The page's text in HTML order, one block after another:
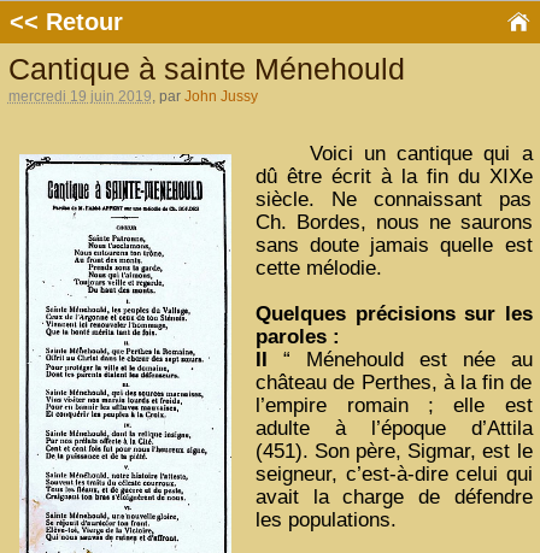
<< Retour
Cantique à sainte Ménehould
mercredi 19 juin 2019 , par John Jussy
Voici un cantique qui a
dû être écrit à la fin du XIXe
siècle. Ne connaissant pas
Ch. Bordes, nous ne saurons
sans doute jamais quelle est
cette mélodie.
Quelques précisions sur les
paroles :
“ Ménehould est née au
château de Perthes, à la fin de
l’empire romain ; elle est
adulte à l’époque d’Attila
(451). Son père, Sigmar, est le
seigneur, c’est-à-dire celui qui
avait la charge de défendre
les populations.